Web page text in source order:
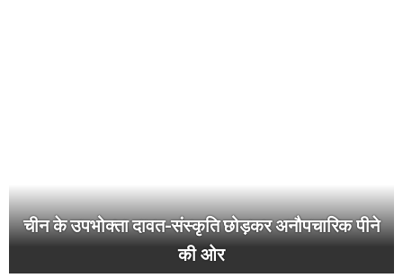
चीन के उपभोक्ता दावत-संस्कृति छोड़कर अनौपचारिक पीने
की ओर